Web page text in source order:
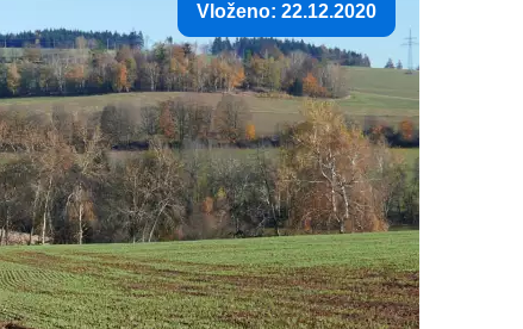
Vloženo: 22.12.2020